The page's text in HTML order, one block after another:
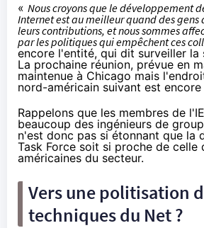
« Nous croyons que le développement
Internet est au meilleur quand des gens
leurs contributions, et nous sommes
par les politiques qui empêchent ces
encore l'entité, qui dit surveiller la
La prochaine réunion, prévue en
maintenue à Chicago mais
nord-américain suivant est
Rappelons que les membres de
beaucoup des ingénieurs de
n'est donc pas si étonnant que la
Task Force soit si proche de celle
américaines du secteur.
Vers une politisation
techniques du Net ?